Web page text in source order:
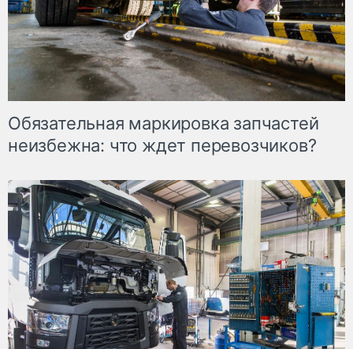
Обязательная маркировка запчастей
неизбежна: что ждет перевозчиков?